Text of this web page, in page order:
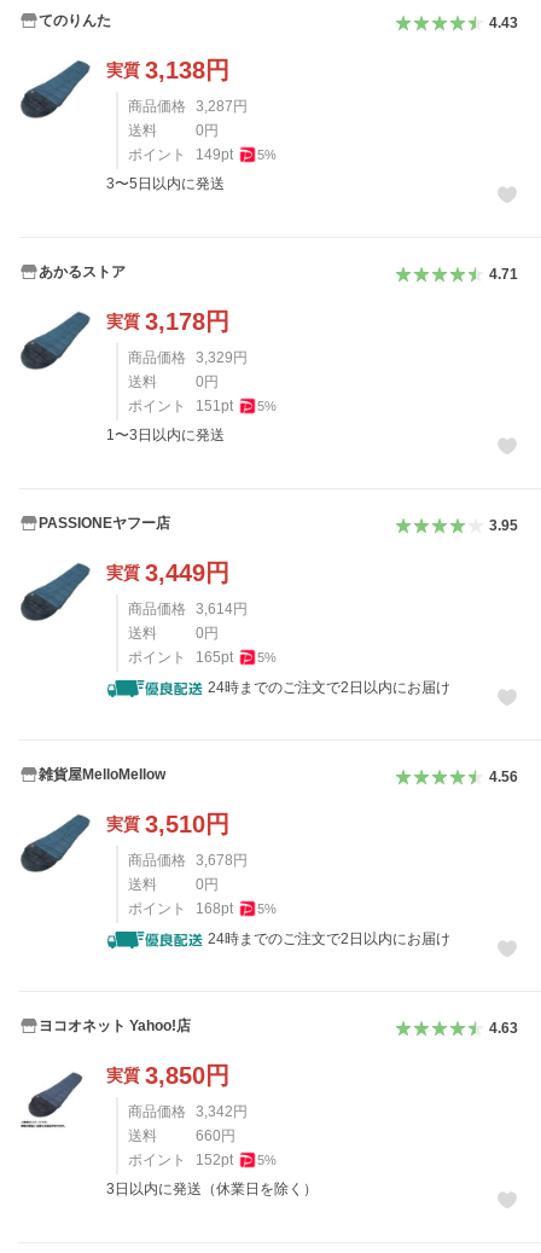
てのりんた 4.43
実質 3,138円
商品価格 3,287 円
送料
0 円
ポイント
149pt 5%
3〜5日以内に発送
あかるストア 4.71
実質 3,178円
商品価格 3,329 円
送料
0 円
ポイント
151pt 5%
1〜3日以内に発送
PASSIONEヤフー店 3.95
実質 3,449円
商品価格 3,614円
送料
0 円
ポイント
165pt 5%
24時までのご注文で2日以内にお届け
雑貨屋MelloMellow 4.56
実質 3,510円
商品価格 3,678 円
送料
0 円
ポイント
168pt 5%
24時までのご注文で2日以内にお届け
ヨコオネット Yahoo!店 4.63
実質 3,850円
商品価格 3,342 円
送料
660 円
ポイント
152pt 5%
3日以内に発送（休業日を除く）